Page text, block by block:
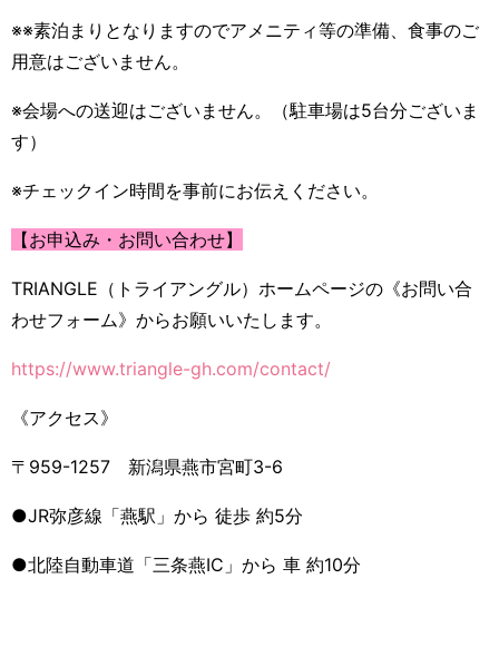
※※素泊まりとなりますのでアメニティ等の準備、食事のご
用意はございません。
※会場への送迎はございません。（駐車場は5台分ございま
す）
※チェックイン時間を事前にお伝えください。
【お申込み・お問い合わせ】
TRIANGLE（トライアングル）ホームページの《お問い合
わせフォーム》からお願いいたします。
https://www.triangle-gh.com/contact/
《アクセス》
〒959-1257 新潟県燕市宮町3-6
●JR弥彦線「燕駅」から 徒歩 約5分
●北陸自動車道「三条燕IC」から 車 約10分